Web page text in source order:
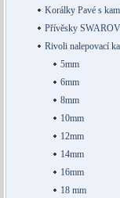
Korálky Pavé s
Přívěsky
Rivoli nalepovací
5mm
6mm
8mm
10mm
12mm
14mm
16mm
18 mm